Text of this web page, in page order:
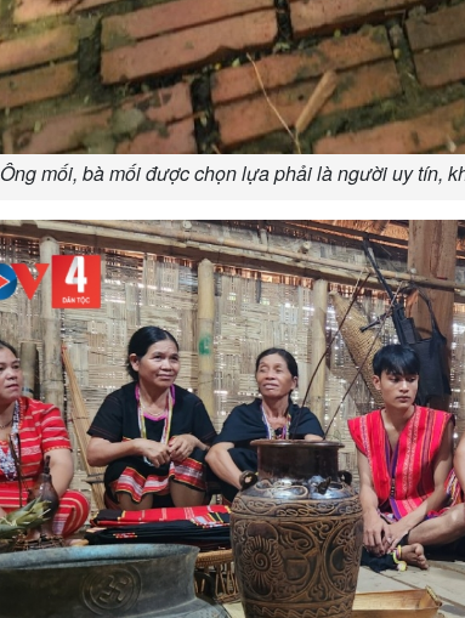
Ông mối, bà mối được chọn lựa phải là người uy tín,